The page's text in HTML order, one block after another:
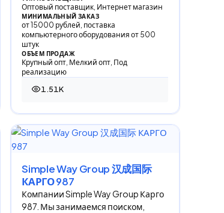
спецтехникой, автомобилями и
универ
Оптовый поставщик, Интернет магазин
МИНИМАЛЬНЫЙ ЗАКАЗ
от 15000 рублей, поставка
компьютерного оборудования от 500
штук
ОБЪЕМ ПРОДАЖ
Крупный опт, Мелкий опт, Под
реализацию
1.51K
1 514 просмотров
Simple Way Group 汉成国际
КАРГО 987
Компании Simple Way Group Карго
987. Мы занимаемся поиском,